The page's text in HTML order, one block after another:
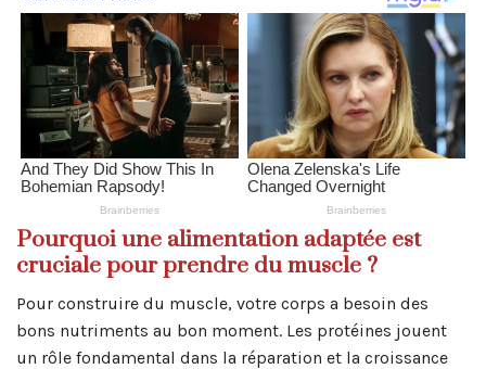
Pourquoi une alimentation adaptée est
cruciale pour prendre du muscle ?
Pour construire du muscle, votre corps a besoin des
bons nutriments au bon moment. Les protéines jouent
un rôle fondamental dans la réparation et la croissance